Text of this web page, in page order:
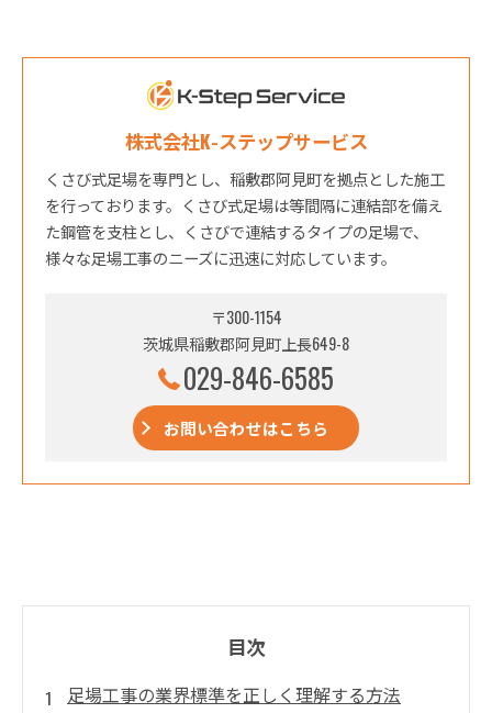
株式会社K-ステップサービス
くさび式足場を専門とし、稲敷郡阿見町を拠点とした施工
を行っております。くさび式足場は等間隔に連結部を備え
た鋼管を支柱とし、くさびで連結するタイプの足場で、
様々な足場工事のニーズに迅速に対応しています。
〒300-1154
茨城県稲敷郡阿見町上長649-8
029-846-6585
お問い合わせはこちら
目次
足場工事の業界標準を正しく理解する方法